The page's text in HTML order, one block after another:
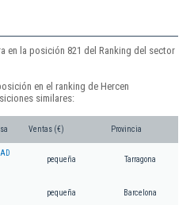
en la posición 821 del Ranking del sector
en el ranking de Hercen
similares:
Ventas (€) Provincia
pequeña Tarragona
pequeña Barcelona